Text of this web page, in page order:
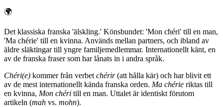
🌍
Det klassiska franska 'älskling.' Könsbundet: 'Mon chéri' till en man,
'Ma chérie' till en kvinna. Används mellan partners, och ibland av
äldre släktingar till yngre familjemedlemmar. Internationellt känt, en
av de franska fraser som har lånats in i andra språk.
Chéri(e) kommer från verbet chérir(att hålla kär) och har blivit ett
av de mest internationellt kända franska orden. Ma chérie riktas till
en kvinna, Mon chéri till en man. Uttalet är identiskt förutom
artikeln (mah vs. mohn).